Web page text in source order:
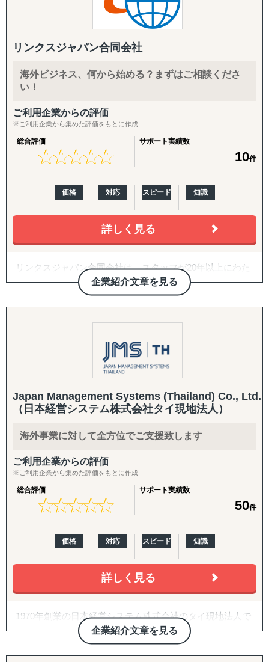
↳ 海外事業を貴社の海外事業担当者として伴走
『LocaForce（ロカフォース）海外販路開拓 現地支援サー
ビス』
『LocaResearch（ロカリサーチ）海外進出 市場調査サー
↳「どの国で売るか」から「誰に売るか」まで、意思決定
素材を収集する。
『セカイキョテン｜海外会社設立サポート』
↳ 現地法人・オフショア法人の設立、登記、銀行口座開設
までをワンストップで代行
『ビザスル｜海外ビザ取得サポート』
↳ 就労ビザ・長期滞在ビザなど、進出・移住に必要なビザ
取得を現地連携でサポート
◆以下は個別施策として各専門家チームが対応します。
『市場把握TEAM』
目的：海外現地を理解し、事業の成功可能性を高める
↳ 現地視察の企画・アテンド
『集客活動チーム』
目的：海外現地で“売れる”ためのマーケティング活動を確
↳ 多言語サイト制作
↳ SNS運用
↳ インフルエンサー施策
↳ 画像・動画コンテンツ制作
『販路構築チーム』
目的：海外現地で最適なパートナーとの取引を創出する
↳ 商談向け資料制作
↳ 契約サポート
『体制構築チーム』
また、自社拠点を持たない国についても、現地パートナ
ー・提携専門家とのネットワークを通じて、世界どこでも
対応可能な体制を構築しています。
海外進出のご相談・市場調査から、現地法人設立、海外子
会社管理、クロスボーダーM&A、事業戦略再構築、撤退ま
で、国際ビジネスのすべてのフェーズをワンストップでサ
特に、会計・税務・法務・労務・人事の専門家を各国で内
製していることが、他のコンサルティングファームにはな
い強みです。
・販路開拓 現地企業マッチング(出島での小規模ニーズに
対応)
海外販路拡大、提携先・代理店のリストアップ、合弁パー
い国も提携専門家経由で対応。「まず1〜2社、現地候補と
面談したい」というスポットご相談から承ります。
・スモールスタート対応(月額8万円〜のGEO/EOR)
円〜の雇用代行(GEO/EOR)をご用意。海外進出の最初の一
歩を、低リスク・低コストで踏み出していただけます。
進出相談・現地視察アテンドから、登記・各種ライセンス
取得、株主税務番号(PAN等)取得、銀行口座開設、進出後
海外企業の買収・売却によるスピード進出・スピード撤退
をご支援。ターゲット選定、買収戦略立案、デューデリジ
ェンス、バリュエーション、契約、ポストM&Aまでワンス
トップで対応します。
各国の税務・会計、移転価格、子会社監査、人事労務制度
設計、駐在員税務、グローバル税務戦略まで、会計事務所
を母体とした専門家ネットワークで網羅します。
リンクスジャパン合同会社
海外ビジネス、何から始める？まずはご相談くださ
い！
ご利用企業からの評価
※ご利用企業から集めた評価をもとに作成
総合評価
★★★★★
★★★★★
サポート実績数
10件
価格 対応 スピード 知識
詳しく見る
企業紹介文章を見る
リンクスジャパン合同会社は、スタッフが20年以上にわた
り培ってきた海外営業・貿易の実務経験をもとに、中小企
業様の海外展開を支援しています。海外展開・海外業務に
必要な実務をワンストップで、サポートから代行まで対応
します。加えて、海外からの輸入に関わる一切の業務や海
たり、利益を生み出す仕組みを構築し、貴社の中長期的な
発展を支援します。メイド・イン・ジャパンの素晴らしい
技術・サービスを世界へ届け、日本と世界をつなぐ架け橋
ョンとしています。
Japan Management Systems (Thailand) Co.,
（日本経営システム株式会社タイ現地法人）
海外事業に対して全方位でご支援致します
ご利用企業からの評価
※ご利用企業から集めた評価をもとに作成
総合評価
★★★★★
★★★★★
サポート実績数
50件
価格 対応 スピード 知識
詳しく見る
企業紹介文章を見る
1970年創業の日本経営システム株式会社のタイ現地法人で
す。
タイ・ASEANを中心に、幅広い領域での経営コンサルティ
ングを提供しております。